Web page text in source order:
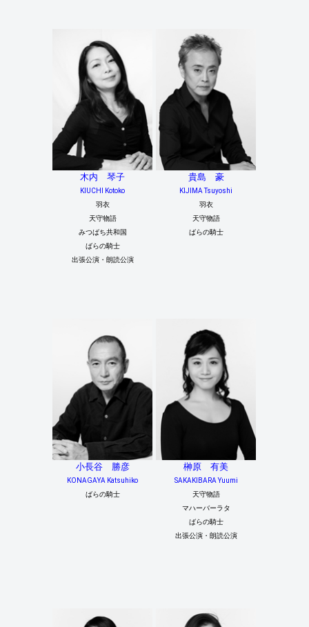
木内 琴子
KIUCHI Kotoko
羽衣
天守物語
みつばち共和国
ばらの騎士
出張公演・朗読公演
貴島 豪
KIJIMA Tsuyoshi
羽衣
天守物語
ばらの騎士
小長谷 勝彦
KONAGAYA Katsuhiko
ばらの騎士
榊原 有美
SAKAKIBARA Yuumi
天守物語
マハーバーラタ
ばらの騎士
出張公演・朗読公演